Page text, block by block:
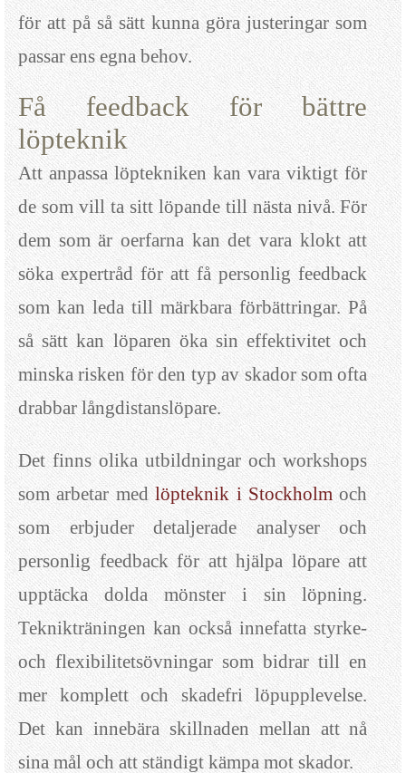
för att på så sätt kunna göra justeringar som
passar ens egna behov.
Få feedback för bättre
löpteknik
Att anpassa löptekniken kan vara viktigt för
de som vill ta sitt löpande till nästa nivå. För
dem som är oerfarna kan det vara klokt att
söka expertråd för att få personlig feedback
som kan leda till märkbara förbättringar. På
så sätt kan löparen öka sin effektivitet och
minska risken för den typ av skador som ofta
drabbar långdistanslöpare.
Det finns olika utbildningar och workshops
som arbetar medlöpteknik i Stockholm och
som erbjuder detaljerade analyser och
personlig feedback för att hjälpa löpare att
upptäcka dolda mönster i sin löpning.
Teknikträningen kan också innefatta styrke-
och flexibilitetsövningar som bidrar till en
mer komplett och skadefri löpupplevelse.
Det kan innebära skillnaden mellan att nå
sina mål och att ständigt kämpa mot skador.